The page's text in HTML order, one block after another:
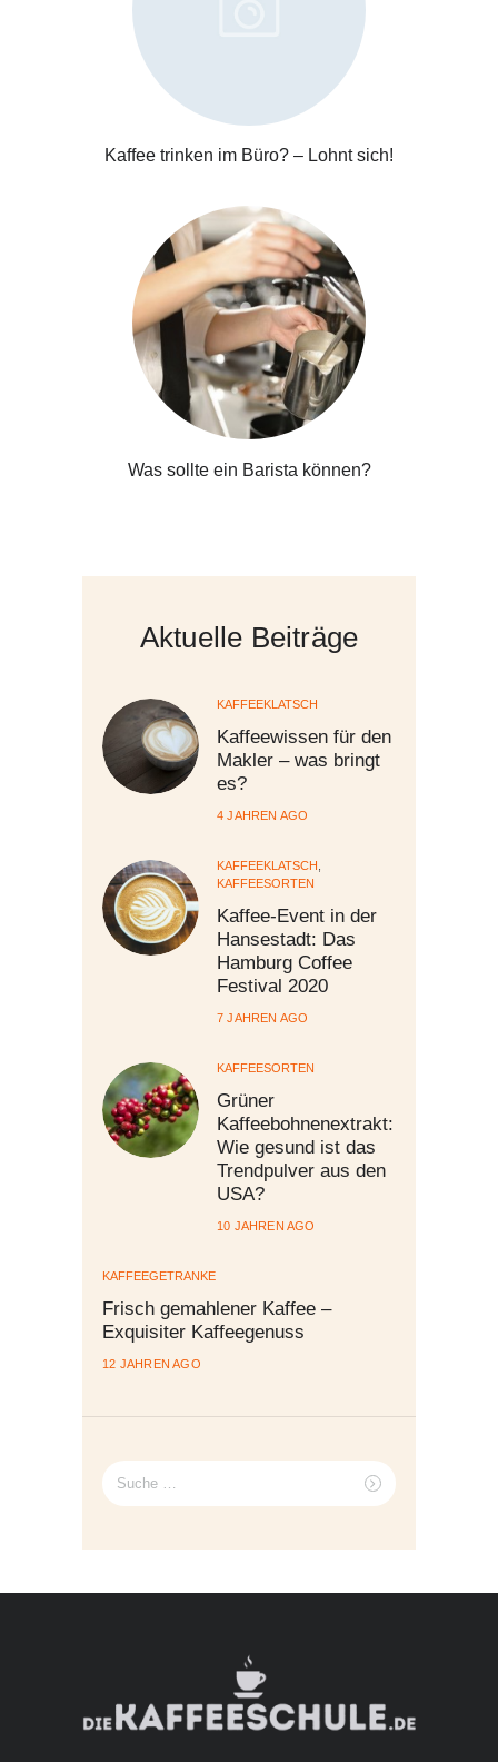
Kaffee trinken im Büro? – Lohnt sich!
Was sollte ein Barista können?
Aktuelle Beiträge
KAFFEEKLATSCH
Kaffeewissen für den
Makler – was bringt
es?
4 JAHREN AGO
KAFFEEKLATSCH ,
KAFFEESORTEN
Kaffee-Event in der
Hansestadt: Das
Hamburg Coffee
Festival 2020
7 JAHREN AGO
KAFFEESORTEN
Grüner
Kaffeebohnenextrakt:
Wie gesund ist das
Trendpulver aus den
USA?
10 JAHREN AGO
KAFFEEGETRÄNKE
Frisch gemahlener Kaffee –
Exquisiter Kaffeegenuss
12 JAHREN AGO
Suche
nach: